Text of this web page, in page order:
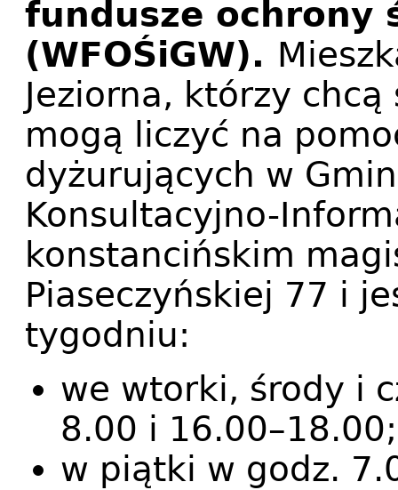
fundusze ochrony
(WFOŚiGW).
Jeziorna, którzy
mogą liczyć na
dyżurujących w
Konsultacyjno-
konstancińskim
Piaseczyńskiej 77 i
tygodniu:
we wtorki, środy i
8.00 i 16.00–18.00;
w piątki w godz.